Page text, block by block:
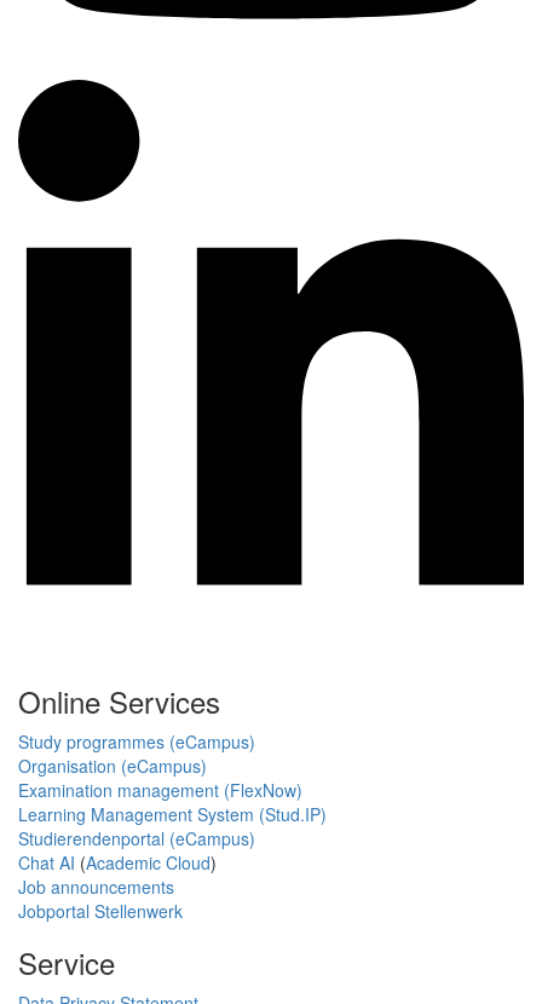
Online Services
Study programmes (eCampus)
Organisation (eCampus)
Examination management (FlexNow)
Learning Management System (Stud.IP)
Studierendenportal (eCampus)
Chat AI (Academic Cloud)
Job announcements
Jobportal Stellenwerk
Service